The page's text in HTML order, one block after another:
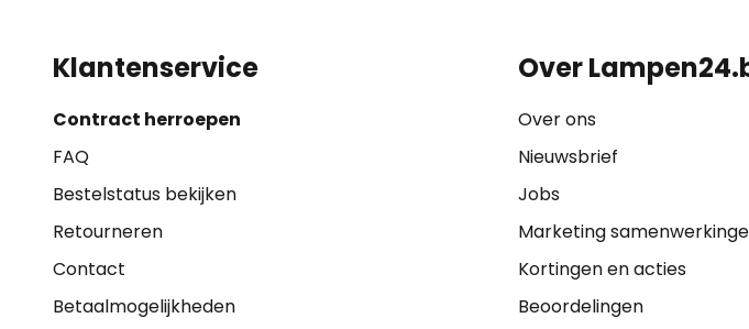
Klantenservice
Contract herroepen
FAQ
Bestelstatus bekijken
Retourneren
Contact
Betaalmogelijkheden
Over
Over ons
Nieuwsbrief
Jobs
Marketing
Kortingen en acties
Beoordelingen